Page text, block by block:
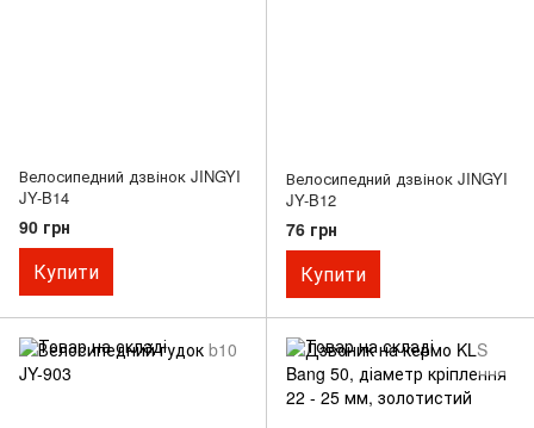
Велосипедний дзвінок JINGYI
JY-B14
90 грн
Купити
Велосипедний дзвінок JINGYI
JY-B12
76 грн
Купити